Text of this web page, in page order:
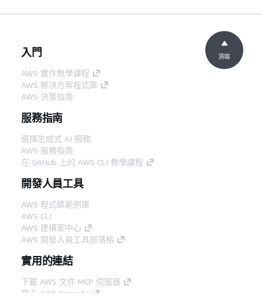
入門
AWS 實作教學課程
AWS 解決方案程式庫
AWS 決策指南
服務指南
選擇生成式 AI 服務
AWS 服務指南
在 GitHub 上的 AWS CLI 教學課程
開發人員工具
AWS 程式碼範例庫
AWS CLI
AWS 建構家中心
AWS 開發人員工具部落格
實用的連結
下載 AWS 文件 MCP 伺服器
登入 AWS Console
頂端